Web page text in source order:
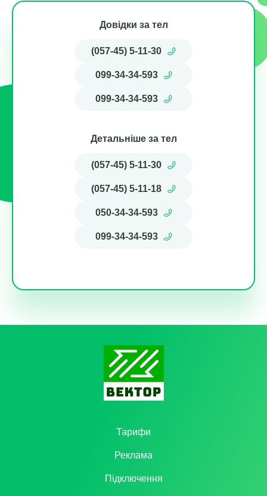
Довідки за тел
(057-45) 5-11-30
099-34-34-593
099-34-34-593
Детальніше за тел
(057-45) 5-11-30
(057-45) 5-11-18
050-34-34-593
099-34-34-593
Тарифи
Реклама
Підключення